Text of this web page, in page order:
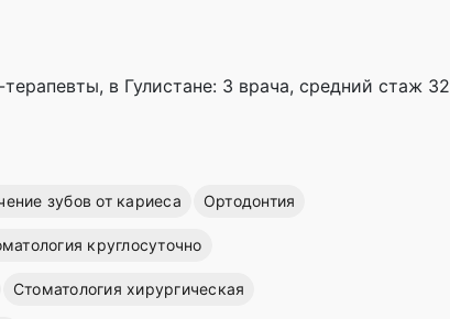
в Гулистане: 3 врача, cредний стаж 32
зубов от кариеса Ортодонтия
круглосуточно
Стоматология хирургическая